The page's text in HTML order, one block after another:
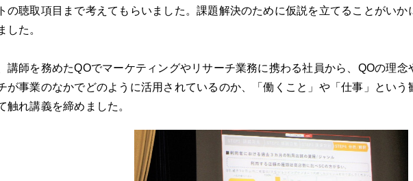
の聴取項目まで考えてもらいました。課題解決のために仮説を立てることがい
した。
講師を務めたQOでマーケティングやリサーチ業務に携わる社員から、QOの理念
が事業のなかでどのように活用されているのか、「働くこと」や「仕事」とい
触れ講義を締めました。